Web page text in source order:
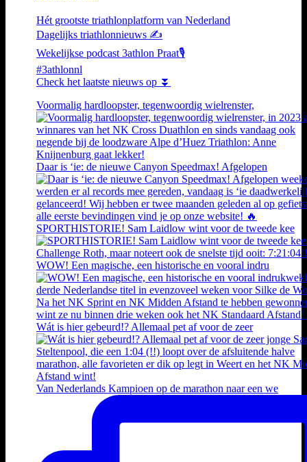
Hét grootste triathlonplatform van Nederland
Dagelijks triathlonnieuws ✍️
Wekelijkse podcast 3athlon Praat🎙️
#3athlonnl
Check het laatste nieuws op ⏬
Voormalig hardloopster, tegenwoordig wielrenster,
Daar is ‘ie: de nieuwe Canyon Speedmax! Afgelopen
SPORTHISTORIE! Sam Laidlow wint voor de tweede kee
WOW! Een magische, een historische en vooral indru
Wát is hier gebeurd!? Allemaal pet af voor de zeer
Van Nederlands Kampioen op de marathon naar een we